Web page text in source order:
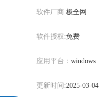
软件厂商:极全网
软件授权:免费
应用平台： windows
更新时间:2025-03-04